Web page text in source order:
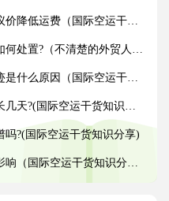
费（国际空运干货知识分享）
?（不清楚的外贸人看过来）
因（国际空运干货知识分享）
?(国际空运干货知识分享)
吗?(国际空运干货知识分享)
（国际空运干货知识分享）